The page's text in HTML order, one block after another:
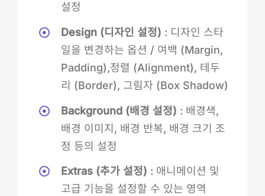
설정
Design (디자인 설정) : 디자인 스타
일을 변경하는 옵션 / 여백 (Margin,
Padding),정렬 (Alignment), 테두
리 (Border), 그림자 (Box Shadow)
Background (배경 설정) : 배경색,
배경 이미지, 배경 반복, 배경 크기 조
정 등의 설정
Extras (추가 설정) : 애니메이션 및
고급 기능을 설정할 수 있는 영역